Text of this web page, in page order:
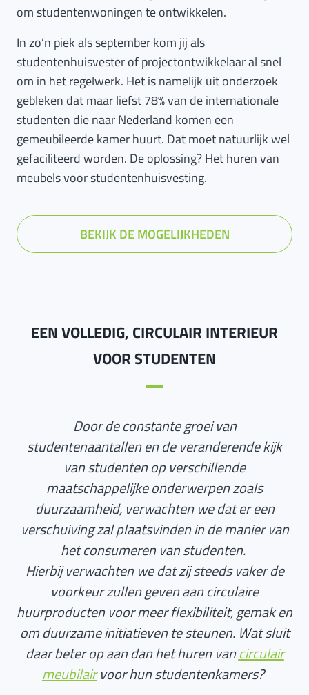
om studentenwoningen te ontwikkelen.
In zo’n piek als september kom jij als
studentenhuisvester of projectontwikkelaar al snel
om in het regelwerk. Het is namelijk uit onderzoek
gebleken dat maar liefst 78% van de internationale
studenten die naar Nederland komen een
gemeubileerde kamer huurt. Dat moet natuurlijk wel
gefaciliteerd worden. De oplossing? Het huren van
meubels voor studentenhuisvesting.
BEKIJK DE MOGELIJKHEDEN
EEN VOLLEDIG, CIRCULAIR INTERIEUR
VOOR STUDENTEN
Door de constante groei van
studentenaantallen en de veranderende kijk
van studenten op verschillende
maatschappelijke onderwerpen zoals
duurzaamheid, verwachten we dat er een
verschuiving zal plaatsvinden in de manier van
het consumeren van studenten.
Hierbij verwachten we dat zij steeds vaker de
voorkeur zullen geven aan circulaire
huurproducten voor meer flexibiliteit, gemak en
om duurzame initiatieven te steunen. Wat sluit
daar beter op aan dan het huren van circulair
meubilairvoor hun studentenkamers?